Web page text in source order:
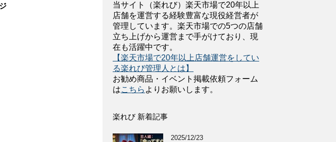
当サイト（楽れび）楽天市場で20年以上
店舗を運営する経験豊富な現役経営者が
管理しています。楽天市場での5つの店舗
立ち上げから運営まで手がけており、現
在も活躍中です。
【楽天市場で20年以上店舗運営をしてい
る楽れび管理人とは】
お勧め商品・イベント掲載依頼フォーム
はこちら よりお願いします。
楽れび 新着記事
2025/12/23